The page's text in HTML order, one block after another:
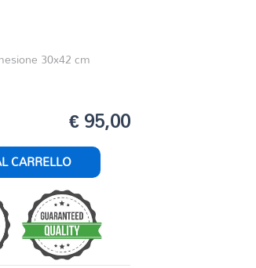
30x42 cm
€ 95,00
CARRELLO